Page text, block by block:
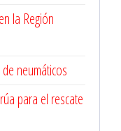
la Región
neumáticos
para el rescate